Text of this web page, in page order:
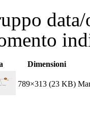
Dimensioni
789×313 (23 KB)